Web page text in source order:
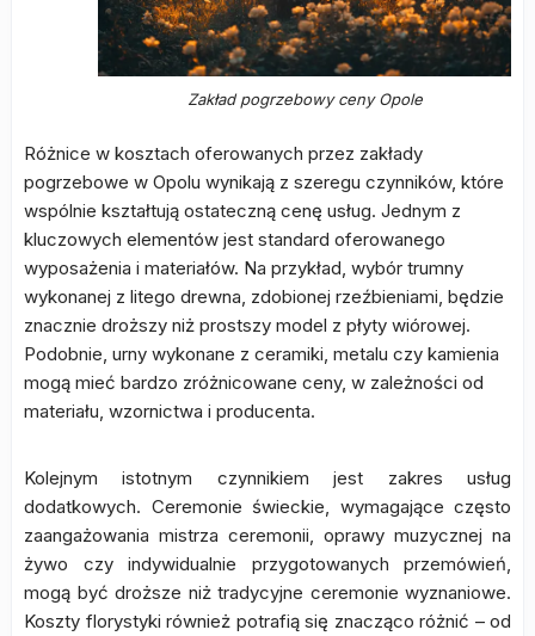
Zakład pogrzebowy ceny Opole
Różnice w kosztach oferowanych przez zakłady
pogrzebowe w Opolu wynikają z szeregu czynników, które
wspólnie kształtują ostateczną cenę usług. Jednym z
kluczowych elementów jest standard oferowanego
wyposażenia i materiałów. Na przykład, wybór trumny
wykonanej z litego drewna, zdobionej rzeźbieniami, będzie
znacznie droższy niż prostszy model z płyty wiórowej.
Podobnie, urny wykonane z ceramiki, metalu czy kamienia
mogą mieć bardzo zróżnicowane ceny, w zależności od
materiału, wzornictwa i producenta.
Kolejnym istotnym czynnikiem jest zakres usług
dodatkowych. Ceremonie świeckie, wymagające często
zaangażowania mistrza ceremonii, oprawy muzycznej na
żywo czy indywidualnie przygotowanych przemówień,
mogą być droższe niż tradycyjne ceremonie wyznaniowe.
Koszty florystyki również potrafią się znacząco różnić – od